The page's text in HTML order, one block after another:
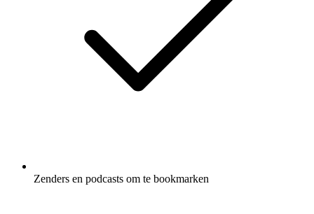
Zenders en podcasts om te bookmarken